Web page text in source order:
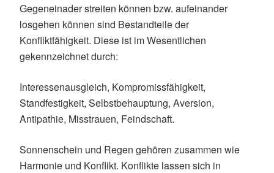
Gegeneinader streiten können bzw. aufeinander
losgehen können sind Bestandteile der
Konfliktfähigkeit. Diese ist im Wesentlichen
gekennzeichnet durch:
Interessenausgleich, Kompromissfähigkeit,
Standfestigkeit, Selbstbehauptung, Aversion,
Antipathie, Misstrauen, Feindschaft.
Sonnenschein und Regen gehören zusammen wie
Harmonie und Konflikt. Konflikte lassen sich in